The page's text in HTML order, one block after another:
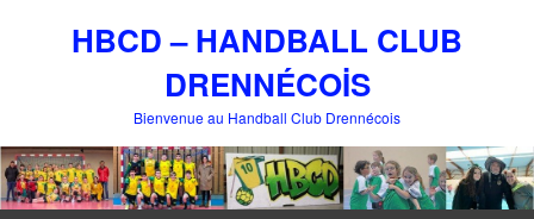
HBCD – HANDBALL CLUB
DRENNÉCOİS
Bienvenue au Handball Club Drennécois